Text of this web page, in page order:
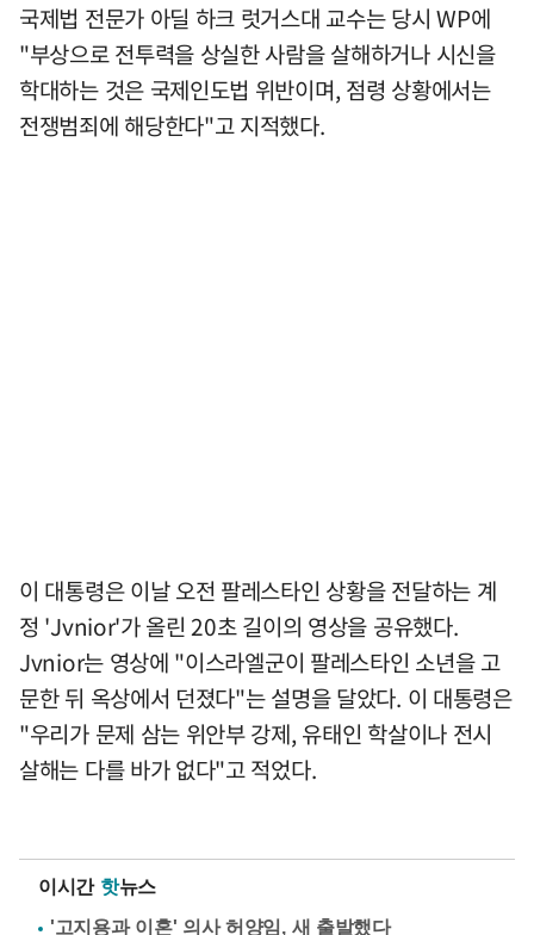
국제법 전문가 아딜 하크 럿거스대 교수는 당시 WP에
"부상으로 전투력을 상실한 사람을 살해하거나 시신을
학대하는 것은 국제인도법 위반이며, 점령 상황에서는
전쟁범죄에 해당한다"고 지적했다.
이 대통령은 이날 오전 팔레스타인 상황을 전달하는 계
정 'Jvnior'가 올린 20초 길이의 영상을 공유했다.
Jvnior는 영상에 "이스라엘군이 팔레스타인 소년을 고
문한 뒤 옥상에서 던졌다"는 설명을 달았다. 이 대통령은
"우리가 문제 삼는 위안부 강제, 유태인 학살이나 전시
살해는 다를 바가 없다"고 적었다.
이시간 핫뉴스
'고지용과 이혼' 의사 허양임, 새 출발했다